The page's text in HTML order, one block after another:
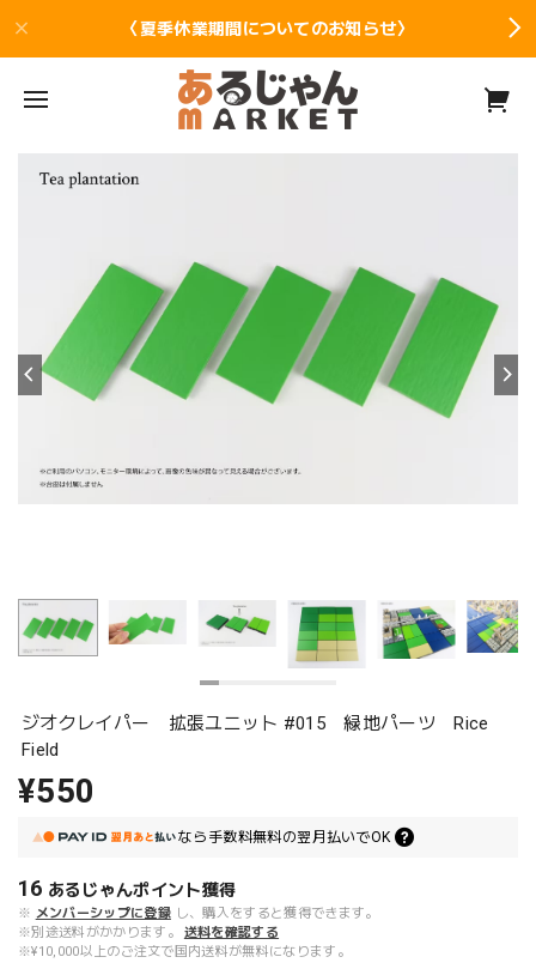
〈夏季休業期間についてのお知らせ〉
ジオクレイパー 拡張ユニット #015 緑地パーツ Rice
Field
¥550
なら 手数料無料の翌月払いでOK
16 あるじゃんポイント獲得
※ メンバーシップに登録 し、購入をすると獲得できます。
※別途送料がかかります。
送料を確認する
※¥10,000以上のご注文で国内送料が無料になります。